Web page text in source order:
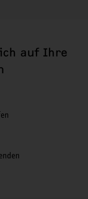
auf Ihre